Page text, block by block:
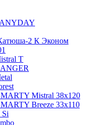
2 К Эконом
T
Mistral 38x120
Breeze 33х110
Si